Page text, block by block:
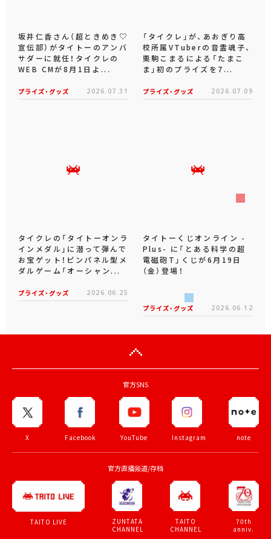
坂井仁香さん（超ときめき♡
宣伝部）がタイトーのアンバ
サダーに就任！タイクレの
WEB CMが8月1日よ...
プライズ・グッズ 2026.07.31
「タイクレ」が、あおぎり高
校所属VTuberの音霊魂子、
栗駒こまるによる「たまこ
ま」初のプライズを7...
プライズ・グッズ 2026.07.09
タイクレの「タイトーオンラ
インメダル」に潜って弾んで
お宝ゲット！ピンパネル型メ
ダルゲーム「オーシャン...
プライズ・グッズ 2026.06.25
タイトーくじオンライン -
Plus- に「とある科学の超
電磁砲T」くじが6月19日
（金）登場！
プライズ・グッズ 2026.06.12
官方SNS
X Facebook YouTube Instagram note
官方直播频道/存档
TAITO LIVE
ZUNTATA
CHANNEL
TAITO
CHANNEL
70th
anniv.